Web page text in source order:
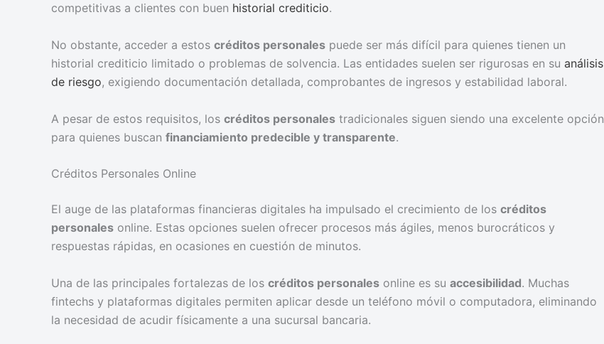
competitivas a clientes con buen historial crediticio.
No obstante, acceder a estos créditos personales puede ser más difícil para quienes tienen un
historial crediticio limitado o problemas de solvencia. Las entidades suelen ser rigurosas en su análisis
de riesgo, exigiendo documentación detallada, comprobantes de ingresos y estabilidad laboral.
A pesar de estos requisitos, los créditos personales tradicionales siguen siendo una excelente opción
para quienes buscan financiamiento predecible y transparente.
Créditos Personales Online
El auge de las plataformas financieras digitales ha impulsado el crecimiento de los créditos
personales online. Estas opciones suelen ofrecer procesos más ágiles, menos burocráticos y
respuestas rápidas, en ocasiones en cuestión de minutos.
Una de las principales fortalezas de los créditos personales online es su accesibilidad. Muchas
fintechs y plataformas digitales permiten aplicar desde un teléfono móvil o computadora, eliminando
la necesidad de acudir físicamente a una sucursal bancaria.